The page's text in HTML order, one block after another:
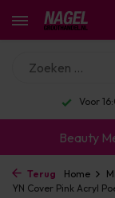
Beauty
Terug Home
YN Cover Pink Acryl